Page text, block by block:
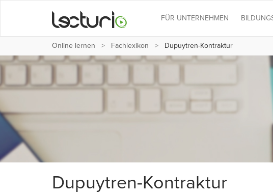
FÜR UNTERNEHMEN
Online lernen Fachlexikon Dupuytren-Kontraktur
Dupuytren-Kontraktur